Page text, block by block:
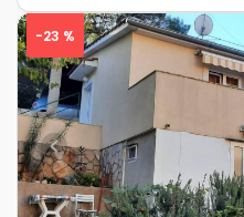
Previous
-23 %